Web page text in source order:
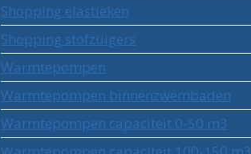
Shopping elastieken
Shopping stofzuigers
Warmtepompen
Warmtepompen binnenzwembaden
Warmtepompen capaciteit 0-50 m3